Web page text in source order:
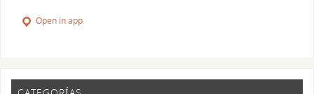
Open in app